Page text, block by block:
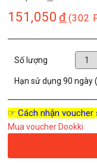
151,050 đ (302
Số lượng
Hạn sử dụng90 ngày
☞ Cách nhận voucher
Mua voucher Dookki